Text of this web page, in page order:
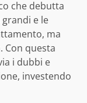
che debutta
e le
ma
questa
i dubbi e
investendo